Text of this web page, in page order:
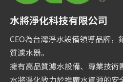
水將淨化科技有限公司
CEO為台灣淨水設備領導品牌
質濾水器。
擁有高品質濾水設備、專業技術
水將淨化致力於推廣水資源的